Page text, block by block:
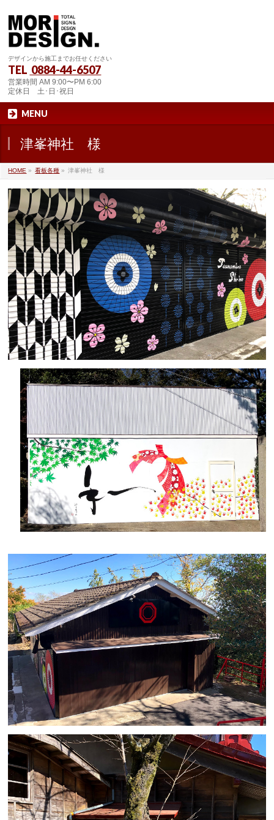
デザインから施工までお任せください
TEL 0884-44-6507
営業時間 AM 9:00〜PM 6:00
定休日 土･日･祝日
MENU
津峯神社 様
HOME » 看板各種 » 津峯神社 様